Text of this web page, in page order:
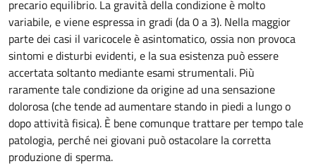
precario equilibrio. La gravità della condizione è molto
variabile, e viene espressa in gradi (da 0 a 3). Nella maggior
parte dei casi il varicocele è asintomatico, ossia non provoca
sintomi e disturbi evidenti, e la sua esistenza può essere
accertata soltanto mediante esami strumentali. Più
raramente tale condizione da origine ad una sensazione
dolorosa (che tende ad aumentare stando in piedi a lungo o
dopo attività fisica). È bene comunque trattare per tempo tale
patologia, perché nei giovani può ostacolare la corretta
produzione di sperma.